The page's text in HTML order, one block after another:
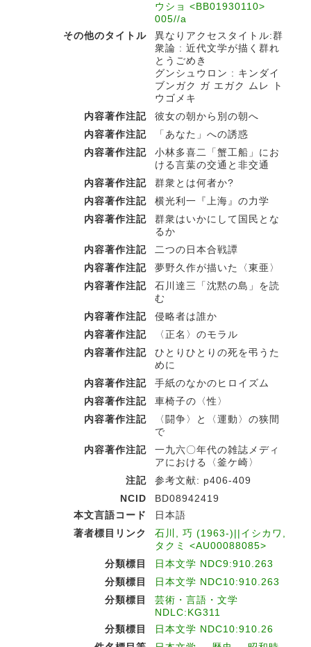
ウショ <BB01930110>
005//a
その他のタイトル
異なりアクセスタイトル:群
衆論 : 近代文学が描く群れ
とうごめき
グンシュウロン : キンダイ
ブンガク ガ エガク ムレ ト
ウゴメキ
内容著作注記
彼女の朝から別の朝へ
内容著作注記
「あなた」への誘惑
内容著作注記
小林多喜二「蟹工船」にお
ける言葉の交通と非交通
内容著作注記
群衆とは何者か?
内容著作注記
横光利一『上海』の力学
内容著作注記
群衆はいかにして国民とな
るか
内容著作注記
二つの日本合戦譚
内容著作注記
夢野久作が描いた〈東亜〉
内容著作注記
石川達三「沈黙の島」を読
む
内容著作注記
侵略者は誰か
内容著作注記
〈正名〉のモラル
内容著作注記
ひとりひとりの死を弔うた
めに
内容著作注記
手紙のなかのヒロイズム
内容著作注記
車椅子の〈性〉
内容著作注記
〈闘争〉と〈運動〉の狭間
で
内容著作注記
一九六〇年代の雑誌メディ
アにおける〈釜ケ崎〉
注記
参考文献: p406-409
NCID
BD08942419
本文言語コード
日本語
著者標目リンク
石川, 巧 (1963-)||イシカワ,
タクミ <AU00088085>
分類標目
日本文学 NDC9:910.263
分類標目
日本文学 NDC10:910.263
分類標目
芸術・言語・文学
NDLC:KG311
分類標目
日本文学 NDC10:910.26